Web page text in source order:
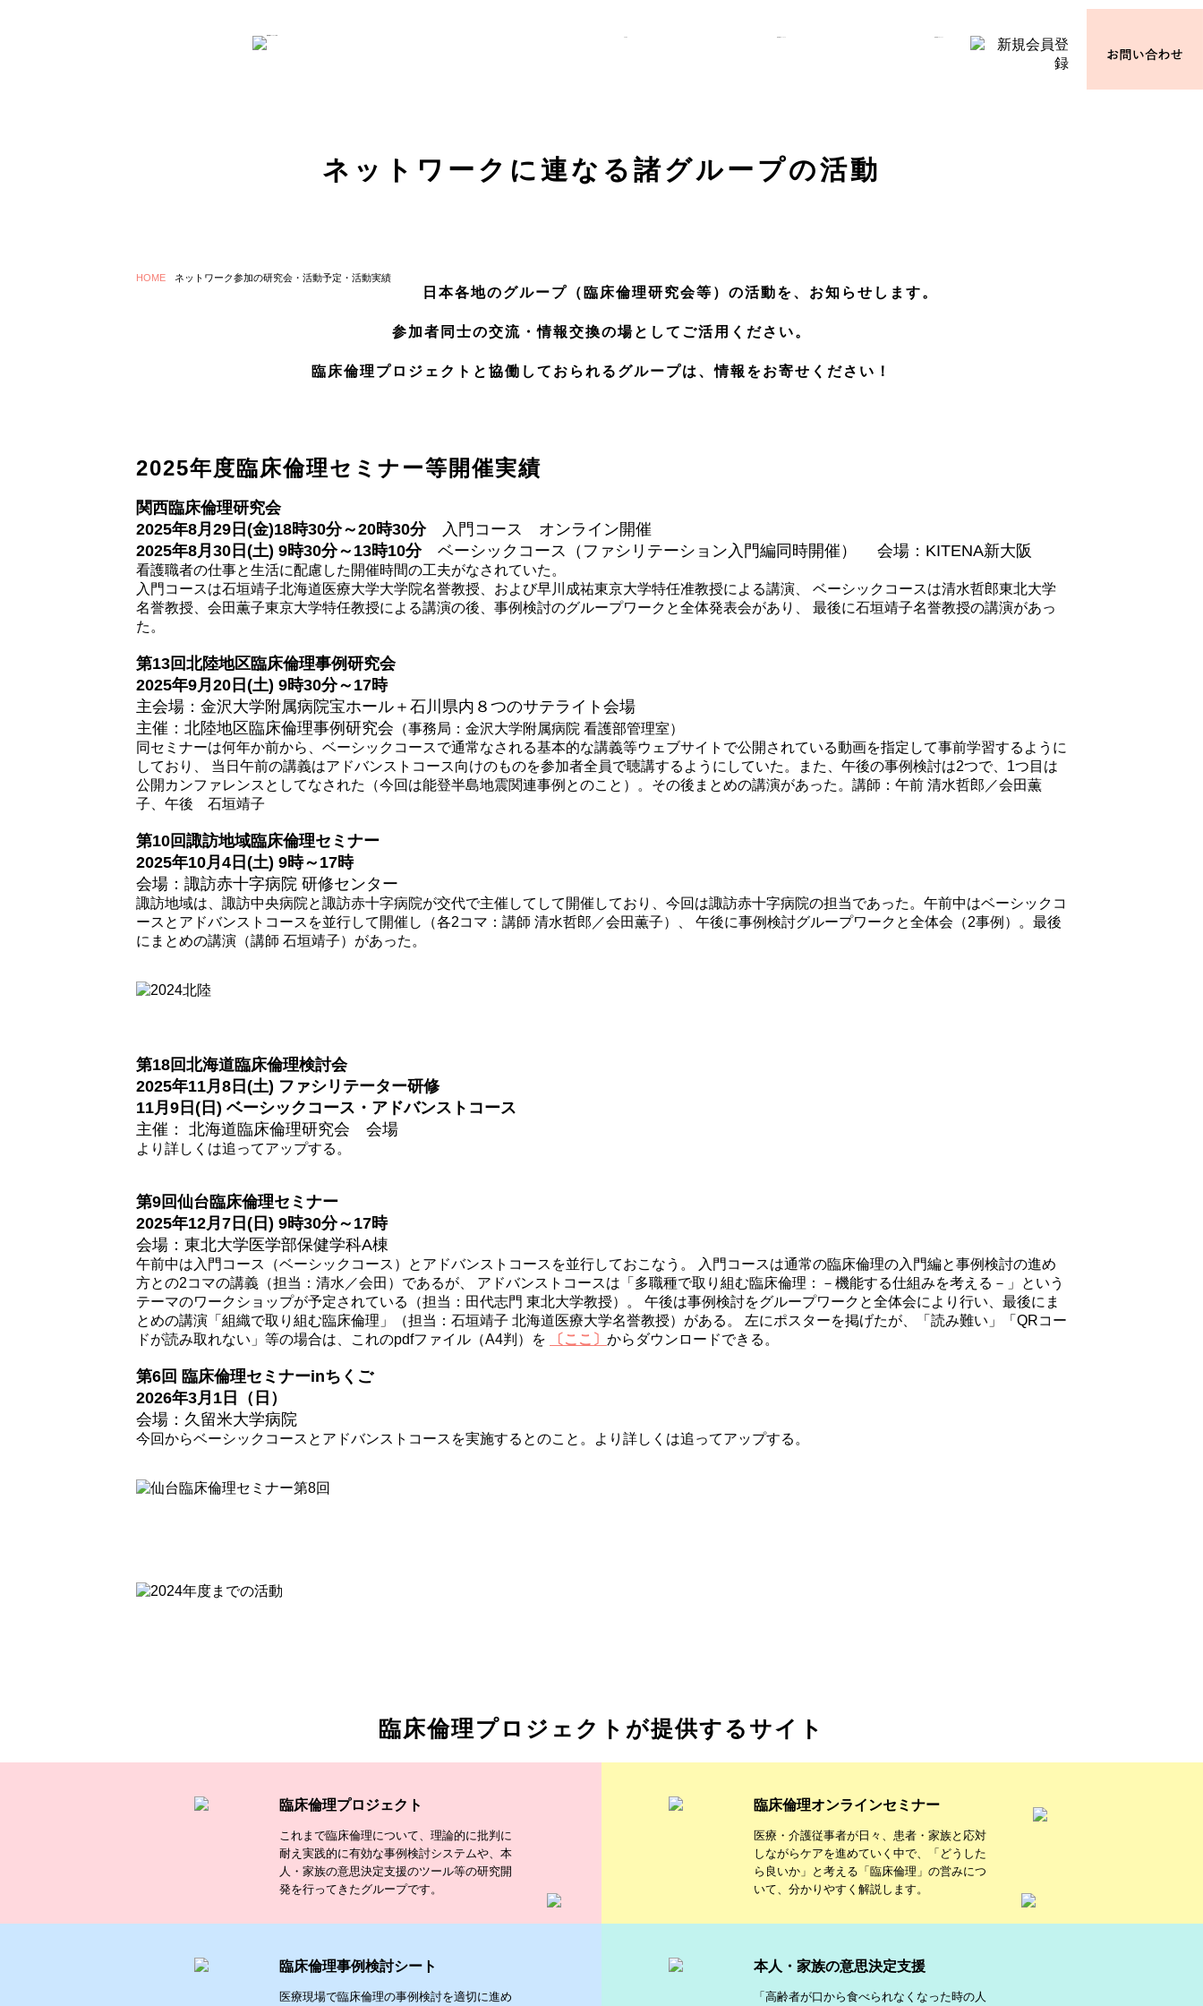
ネットワークに連なる諸グループの活動
HOME ネットワーク参加の研究会・活動予定・活動実績
日本各地のグループ（臨床倫理研究会等）の活動を、お知らせします。
参加者同士の交流・情報交換の場としてご活用ください。
臨床倫理プロジェクトと協働しておられるグループは、情報をお寄せください！
2025年度臨床倫理セミナー等開催実績
関西臨床倫理研究会
2025年8月29日(金)18時30分～20時30分入門コース オンライン開催
2025年8月30日(土) 9時30分～13時10分ベーシックコース（ファシリテーション入門編同時開催） 会場：KITENA新大阪
看護職者の仕事と生活に配慮した開催時間の工夫がなされていた。
入門コースは石垣靖子北海道医療大学大学院名誉教授、および早川成祐東京大学特任准教授による講演、 ベーシックコースは清水哲郎東北大学
名誉教授、会田薫子東京大学特任教授による講演の後、事例検討のグループワークと全体発表会があり、 最後に石垣靖子名誉教授の講演があっ
た。
第13回北陸地区臨床倫理事例研究会
2025年9月20日(土) 9時30分～17時
主会場：金沢大学附属病院宝ホール＋石川県内８つのサテライト会場
主催：北陸地区臨床倫理事例研究会 （事務局：金沢大学附属病院 看護部管理室）
同セミナーは何年か前から、ベーシックコースで通常なされる基本的な講義等ウェブサイトで公開されている動画を指定して事前学習するように
しており、 当日午前の講義はアドバンストコース向けのものを参加者全員で聴講するようにしていた。また、午後の事例検討は2つで、1つ目は
公開カンファレンスとしてなされた（今回は能登半島地震関連事例とのこと）。その後まとめの講演があった。講師：午前 清水哲郎／会田薫
子、午後 石垣靖子
第10回諏訪地域臨床倫理セミナー
2025年10月4日(土) 9時～17時
会場：諏訪赤十字病院 研修センター
諏訪地域は、諏訪中央病院と諏訪赤十字病院が交代で主催してして開催しており、今回は諏訪赤十字病院の担当であった。午前中はベーシックコ
ースとアドバンストコースを並行して開催し（各2コマ：講師 清水哲郎／会田薫子）、 午後に事例検討グループワークと全体会（2事例）。最後
にまとめの講演（講師 石垣靖子）があった。
第18回北海道臨床倫理検討会
2025年11月8日(土) ファシリテーター研修
11月9日(日) ベーシックコース・アドバンストコース
主催： 北海道臨床倫理研究会 会場
より詳しくは追ってアップする。
第9回仙台臨床倫理セミナー
2025年12月7日(日) 9時30分～17時
会場：東北大学医学部保健学科A棟
午前中は入門コース（ベーシックコース）とアドバンストコースを並行しておこなう。 入門コースは通常の臨床倫理の入門編と事例検討の進め
方との2コマの講義（担当：清水／会田）であるが、 アドバンストコースは「多職種で取り組む臨床倫理：－機能する仕組みを考える－」という
テーマのワークショップが予定されている（担当：田代志門 東北大学教授）。 午後は事例検討をグループワークと全体会により行い、最後にま
とめの講演「組織で取り組む臨床倫理」（担当：石垣靖子 北海道医療大学名誉教授）がある。 左にポスターを掲げたが、「読み難い」「QRコー
ドが読み取れない」等の場合は、これのpdfファイル（A4判）を
〔ここ〕 からダウンロードできる。
第6回 臨床倫理セミナーinちくご
2026年3月1日（日）
会場：久留米大学病院
今回からベーシックコースとアドバンストコースを実施するとのこと。より詳しくは追ってアップする。
臨床倫理プロジェクトが提供するサイト
臨床倫理プロジェクト
これまで臨床倫理について、理論的に批判に
耐え実践的に有効な事例検討システムや、本
人・家族の意思決定支援のツール等の研究開
発を行ってきたグループです。
臨床倫理オンラインセミナー
医療・介護従事者が日々、患者・家族と応対
しながらケアを進めていく中で、「どうした
ら良いか」と考える「臨床倫理」の営みにつ
いて、分かりやすく解説します。
臨床倫理事例検討シート
医療現場で臨床倫理の事例検討を適切に進め
本人・家族の意思決定支援
「高齢者が口から食べられなくなった時の人